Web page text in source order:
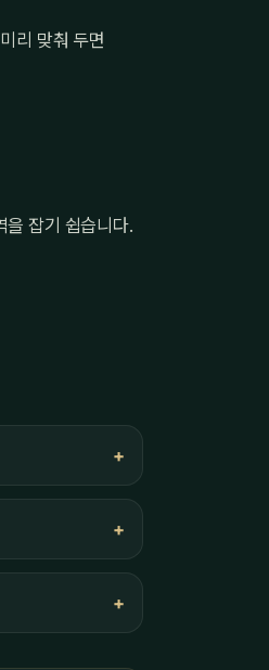
리 맞춰 두면
을 잡기 쉽습니다.